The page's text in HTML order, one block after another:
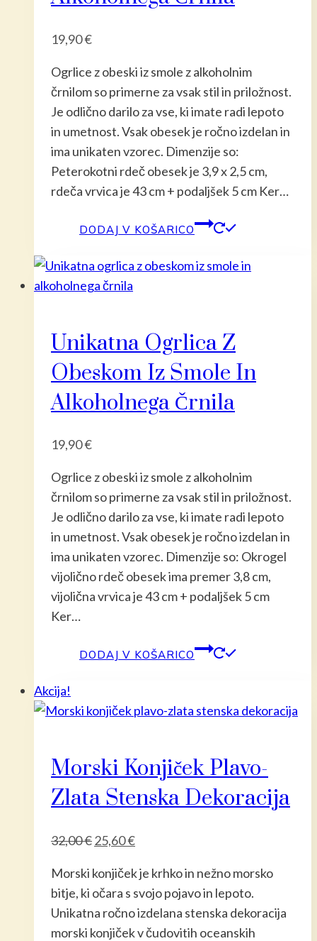
19,90€
Ogrlice z obeski iz smole z alkoholnim
črnilom so primerne za vsak stil in priložnost.
Je odlično darilo za vse, ki imate radi lepoto
in umetnost. Vsak obesek je ročno izdelan in
ima unikaten vzorec. Dimenzije so:
Peterokotni rdeč obesek je 3,9 x 2,5 cm,
rdeča vrvica je 43 cm + podaljšek 5 cm Ker…
DODAJ V KOŠARICO
Unikatna Ogrlica Z
Obeskom Iz Smole In
Alkoholnega Črnila
19,90€
Ogrlice z obeski iz smole z alkoholnim
črnilom so primerne za vsak stil in priložnost.
Je odlično darilo za vse, ki imate radi lepoto
in umetnost. Vsak obesek je ročno izdelan in
ima unikaten vzorec. Dimenzije so: Okrogel
vijolično rdeč obesek ima premer 3,8 cm,
vijolična vrvica je 43 cm + podaljšek 5 cm
Ker…
DODAJ V KOŠARICO
Akcija!
Morski Konjiček Plavo-
Zlata Stenska Dekoracija
32,00€Izvirna
je
bila:
32,00 €.
25,60€Trenutna
je:
25,60 €.
Morski konjiček je krhko in nežno morsko
bitje, ki očara s svojo pojavo in lepoto.
Unikatna ročno izdelana stenska dekoracija
morski konjiček v čudovitih oceanskih